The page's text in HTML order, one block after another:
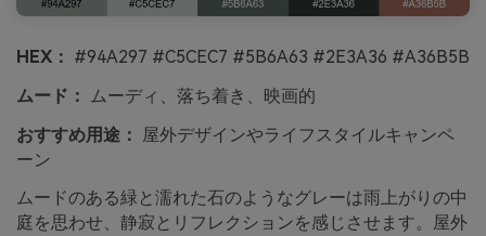
HEX： #94A297 #C5CEC7 #5B6A63 #2E3A36 #A36B5B
ムード： ムーディ、落ち着き、映画的
おすすめ用途：
屋外デザインやライフスタイルキャンペ
ーン
ムードのある緑と濡れた石のようなグレーは雨上がりの中
庭を思わせ、静寂とリフレクションを感じさせます。屋外